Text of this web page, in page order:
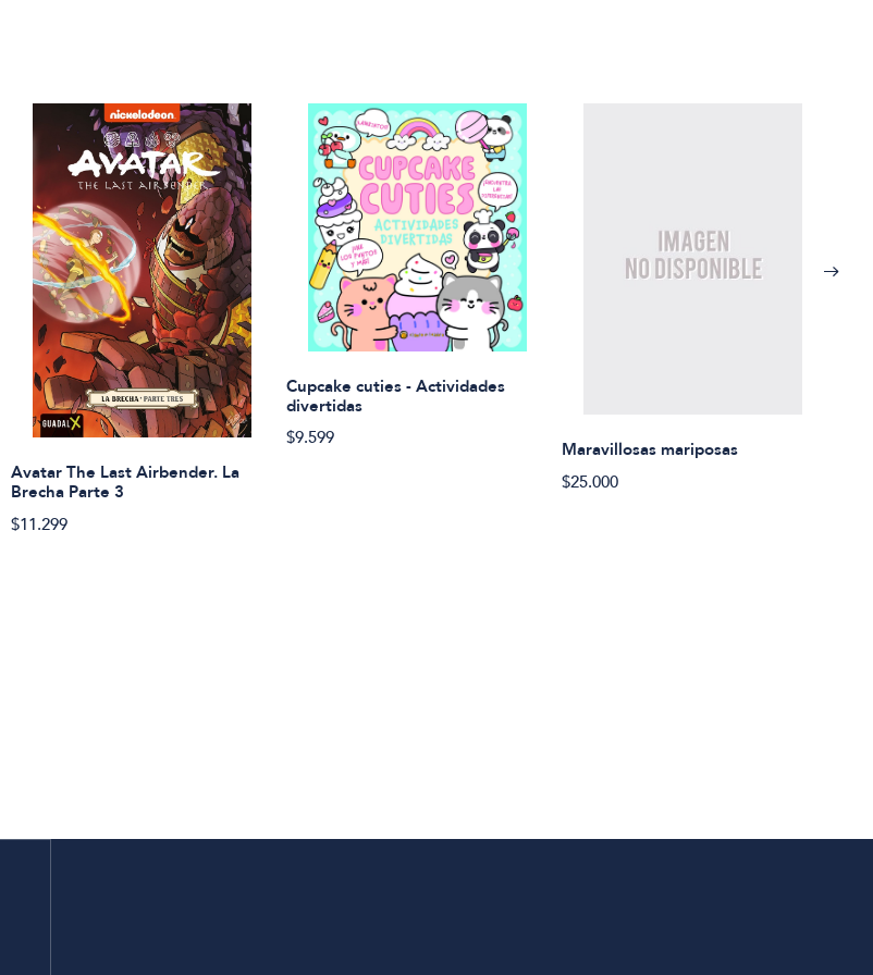
Avatar The Last Airbender. La
Brecha Parte 3
$11.299
Cupcake cuties - Actividades
divertidas
$9.599
Maravillosas mariposas
$25.000